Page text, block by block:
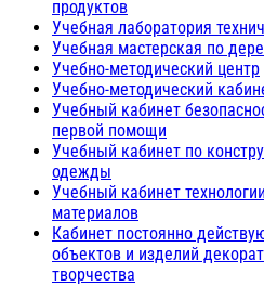
продуктов
Учебная лаборатория
Учебная мастерская по
Учебно-методический центр
Учебно-методический
Учебный кабинет
первой помощи
Учебный кабинет по
одежды
Учебный кабинет
материалов
Кабинет постоянно
объектов и изделий
творчества